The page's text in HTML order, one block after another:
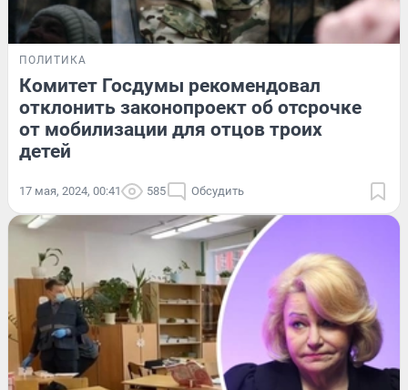
ПОЛИТИКА
Комитет Госдумы рекомендовал
отклонить законопроект об отсрочке
от мобилизации для отцов троих
детей
17 мая, 2024, 00:41 585 Обсудить